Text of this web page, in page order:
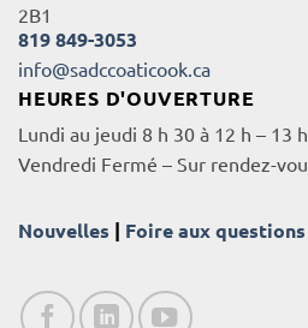
2B1
819 849-3053
info@sadccoaticook.ca
HEURES D'OUVERTURE
Lundi au jeudi 8 h 30 à 12 h – 13
Vendredi Fermé – Sur rendez-
Nouvelles | Foire aux questions